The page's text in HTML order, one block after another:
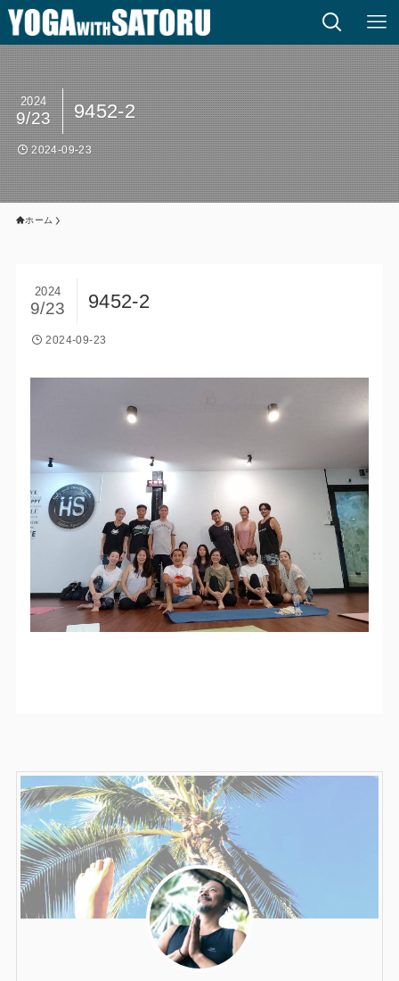
9452-2
2024
9/23
2024-09-23
ホーム
9452-2
2024
9/23
2024-09-23